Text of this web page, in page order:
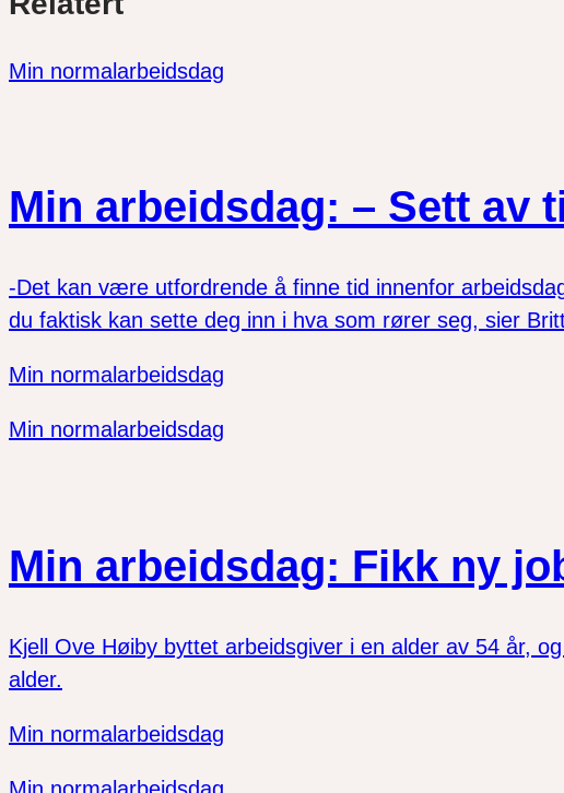
twitter
facebook
Min normalarbeidsdag
Min arbeidsdag: – Sett av
-Det kan være utfordrende å finne tid innenfor
du faktisk kan sette deg inn i hva som rører seg, sier
Min normalarbeidsdag
Min normalarbeidsdag
Min arbeidsdag: Fikk ny
Kjell Ove Høiby byttet arbeidsgiver i en alder av 54 år,
alder.
Min normalarbeidsdag